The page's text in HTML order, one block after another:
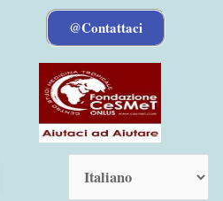
@Contattaci